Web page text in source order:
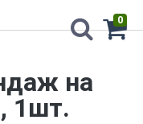
0
на
1шт.